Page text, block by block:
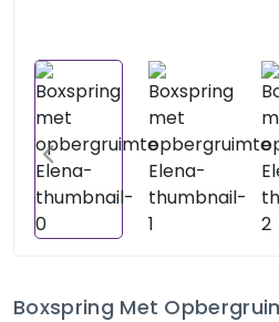
Boxspring Met